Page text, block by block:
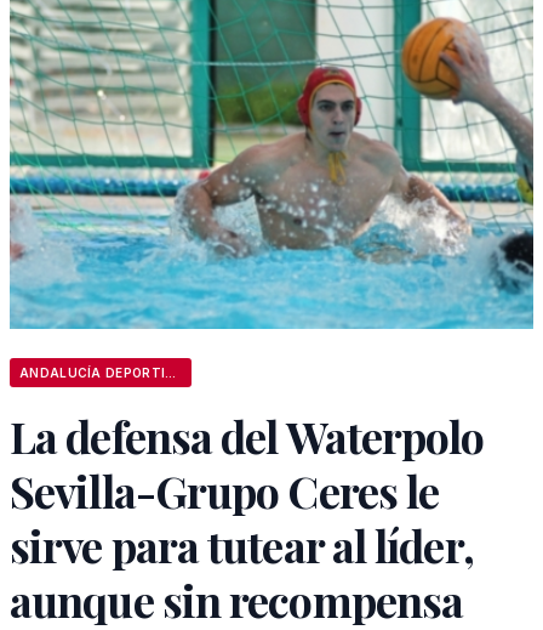
La defensa del Waterpolo
Sevilla-Grupo Ceres le
sirve para tutear al líder,
aunque sin recompensa